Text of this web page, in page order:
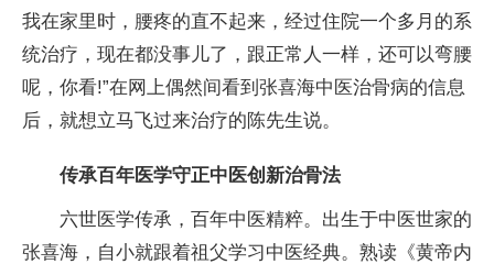
我在家里时，腰疼的直不起来，经过住院一个多月的系
统治疗，现在都没事儿了，跟正常人一样，还可以弯腰
呢，你看!”在网上偶然间看到张喜海中医治骨病的信息
后，就想立马飞过来治疗的陈先生说。
传承百年医学守正中医创新治骨法
六世医学传承，百年中医精粹。出生于中医世家的
张喜海，自小就跟着祖父学习中医经典。熟读《黄帝内